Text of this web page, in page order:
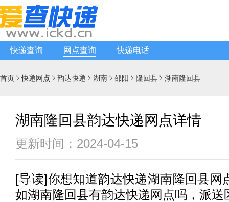
快递查询 网点查询 快递电话
首页 快递网点  韵达快递  湖南  邵阳  隆回县  湖南隆回县
湖南隆回县韵达快递网点详情
更新时间：2024-04-15
[导读]你想知道韵达快递湖南隆回县网
如湖南隆回县有韵达快递 网点吗，派